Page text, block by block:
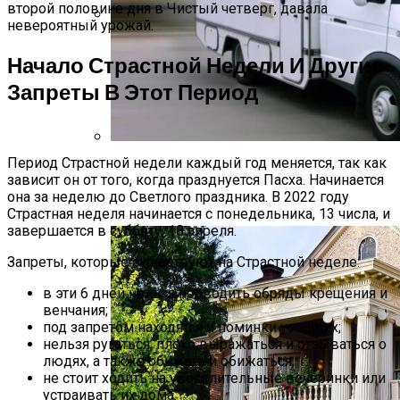
Растения-Вампиры: 15 Популярных
Домашних Цветов, Которые Крадут
Ваше Здоровье День За Днем
Дом На Колесах Своими Руками Из
Фургона ГАЗель: Пошаговый Гайд С
Фото
второй половине дня в Чистый четверг, давала
невероятный урожай.
Начало Страстной Недели И Другие
Запреты В Этот Период
Период Страстной недели каждый год меняется, так как
зависит он от того, когда празднуется Пасха. Начинается
она за неделю до Светлого праздника. В 2022 году
Страстная неделя начинается с понедельника, 13 числа, и
завершается в субботу, 18 апреля.
Запреты, которые существуют на Страстной неделе:
в эти 6 дней нельзя проводить обряды крещения и
венчания;
под запретом находятся и поминки усопших;
нельзя ругаться, плохо выражаться и отзываться о
людях, а также обижать и обижаться;
не стоит ходить на увеселительные вечеринки или
устраивать их дома.